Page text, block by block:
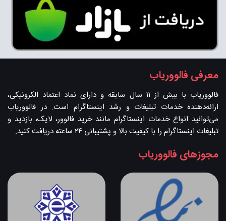
معرفی فالووریاب
فالووریاب با بیش از ۱۱ سال سابقه و دارای نماد اعتماد الکرونیکی،
ارائه‌دهنده خدمات تبلیغات و رشد اینستاگرام است. در فالووریاب
می‌توانید انواع خدمات اینستاگرام مانند خرید فالوور، لایک، بازدید و
تبلیغات اینستاگرام را با کیفیت بالا و پشتیبانی ۲۴ ساعته دریافت کنید.
مجوزهای فالووریاب